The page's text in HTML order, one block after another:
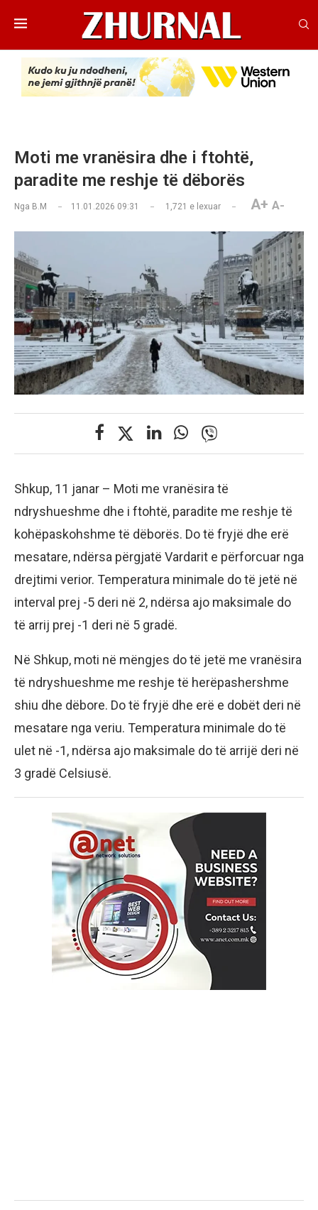
Moti me vranësira dhe i ftohtë,
paradite me reshje të dëborës
Nga B.M 11.01.2026 09:31 1,721 e lexuar A+ A-
Shkup, 11 janar – Moti me vranësira të
ndryshueshme dhe i ftohtë, paradite me reshje të
kohëpaskohshme të dëborës. Do të fryjë dhe erë
mesatare, ndërsa përgjatë Vardarit e përforcuar nga
drejtimi verior. Temperatura minimale do të jetë në
interval prej -5 deri në 2, ndërsa ajo maksimale do
të arrij prej -1 deri në 5 gradë.
Në Shkup, moti në mëngjes do të jetë me vranësira
të ndryshueshme me reshje të herëpashershme
shiu dhe dëbore. Do të fryjë dhe erë e dobët deri në
mesatare nga veriu. Temperatura minimale do të
ulet në -1, ndërsa ajo maksimale do të arrijë deri në
3 gradë Celsiusë.